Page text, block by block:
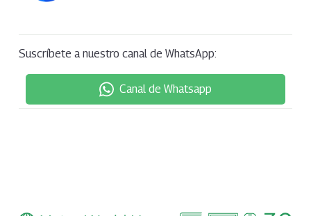
Suscríbete a nuestro canal de WhatsApp:
Canal de Whatsapp